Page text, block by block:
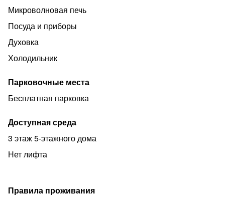
Микроволновая печь
Посуда и приборы
Духовка
Холодильник
Парковочные места
Бесплатная парковка
Доступная среда
3 этаж 5-этажного дома
Нет лифта
Правила проживания